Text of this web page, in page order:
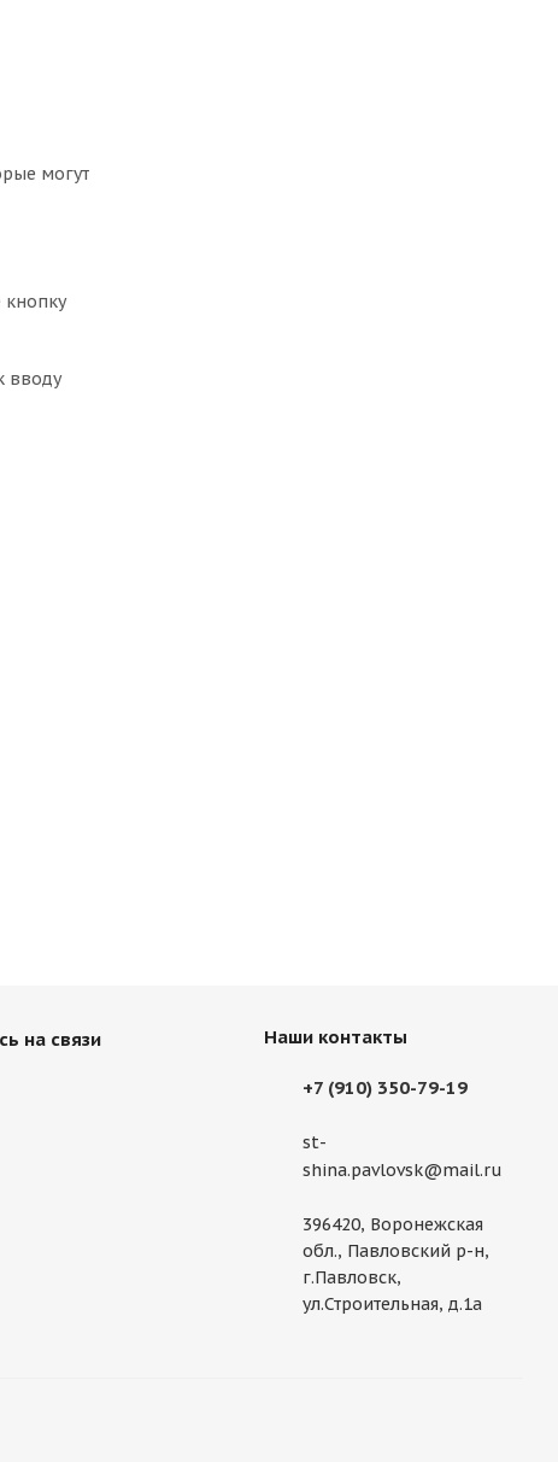
могут
вводу
на связи Наши контакты
+7 (910) 350-79-19
st-
shina.pavlovsk@mail.ru
396420, Воронежская
обл., Павловский р-н,
г.Павловск,
ул.Строительная, д.1а